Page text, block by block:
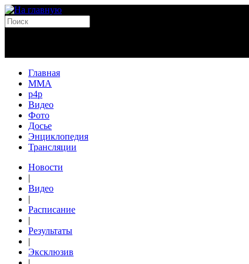
Главная
MMA
p4p
Видео
Фото
Досье
Энциклопедия
Трансляции
Новости
|
Видео
|
Расписание
|
Результаты
|
Эксклюзив